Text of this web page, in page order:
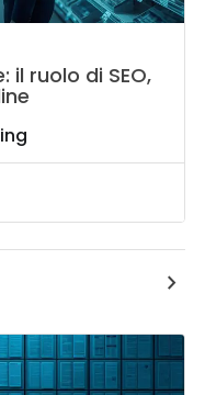
ruolo di SEO,